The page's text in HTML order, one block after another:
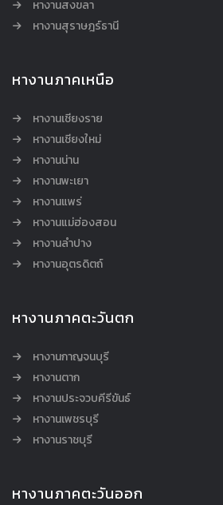
หางานสงขลา
หางานสุราษฎร์ธานี
หางานภาคเหนือ
หางานเชียงราย
หางานเชียงใหม่
หางานน่าน
หางานพะเยา
หางานแพร่
หางานแม่ฮ่องสอน
หางานลำปาง
หางานอุตรดิตถ์
หางานภาคตะวันตก
หางานกาญจนบุรี
หางานตาก
หางานประจวบคีรีขันธ์
หางานเพชรบุรี
หางานราชบุรี
หางานภาคตะวันออก